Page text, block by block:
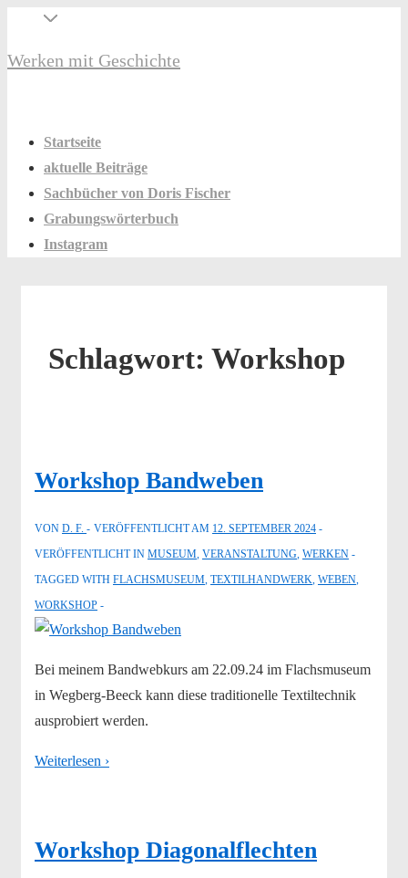
Inhalt
Secondary
Werken mit Geschichte
Startseite
aktuelle Beiträge
Sachbücher von Doris Fischer
Grabungswörterbuch
Instagram
Schlagwort: Workshop
Workshop Bandweben
VON D. F. VERÖFFENTLICHT AM 12. SEPTEMBER 2024
VERÖFFENTLICHT IN MUSEUM, VERANSTALTUNG, WERKEN
TAGGED WITH FLACHSMUSEUM, TEXTILHANDWERK, WEBEN,
WORKSHOP
Bei meinem Bandwebkurs am 22.09.24 im Flachsmuseum
in Wegberg-Beeck kann diese traditionelle Textiltechnik
ausprobiert werden.
Weiterlesen ›
Workshop Diagonalflechten